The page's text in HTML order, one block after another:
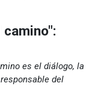
es el diálogo, la
del